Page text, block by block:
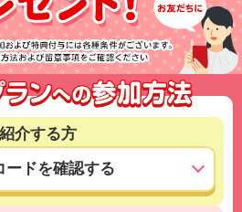
紹介する方
ードを確認する